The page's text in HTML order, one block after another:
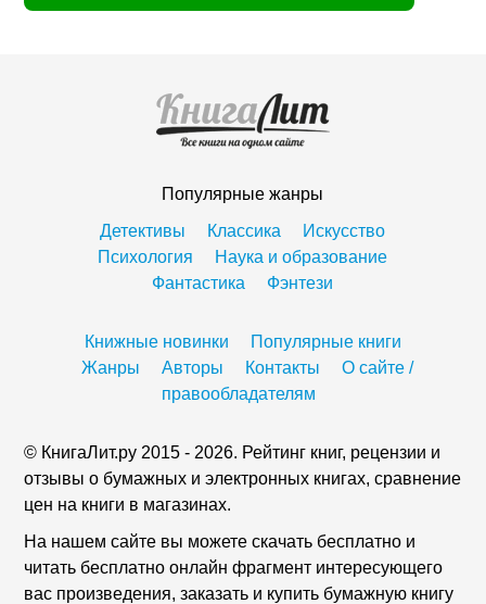
Популярные жанры
Детективы
Классика
Искусство
Психология
Наука и образование
Фантастика
Фэнтези
Книжные новинки
Популярные книги
Жанры
Авторы Контакты
О сайте /
правообладателям
© КнигаЛит.ру 2015 - 2026. Рейтинг книг, рецензии и
отзывы о бумажных и электронных книгах, сравнение
цен на книги в магазинах.
На нашем сайте вы можете скачать бесплатно и
читать бесплатно онлайн фрагмент интересующего
вас произведения, заказать и купить бумажную книгу